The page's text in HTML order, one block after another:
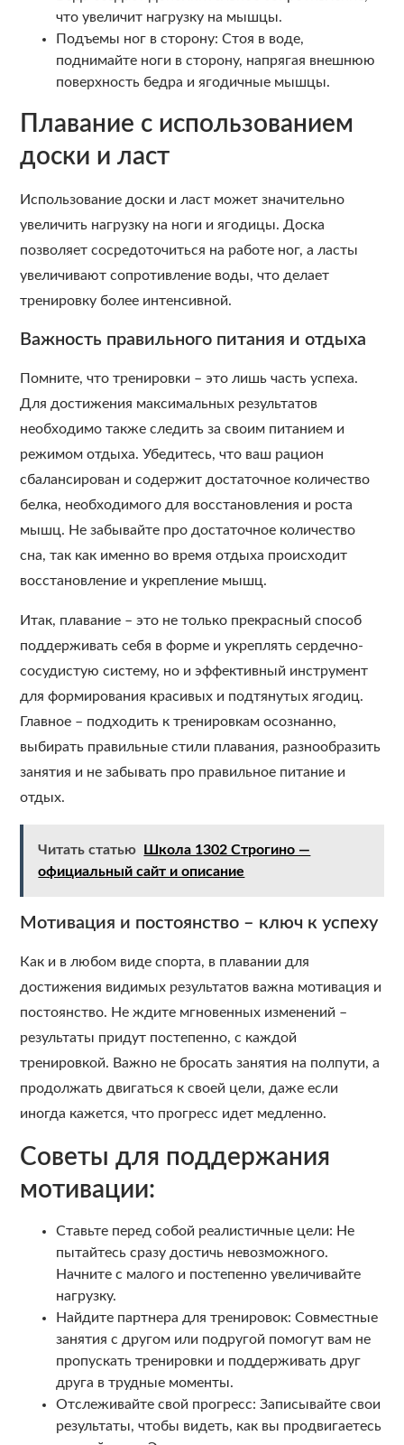
что увеличит нагрузку на мышцы.
Подъемы ног в сторону: Стоя в воде,
поднимайте ноги в сторону, напрягая внешнюю
поверхность бедра и ягодичные мышцы.
Плавание с использованием
доски и ласт
Использование доски и ласт может значительно
увеличить нагрузку на ноги и ягодицы. Доска
позволяет сосредоточиться на работе ног, а ласты
увеличивают сопротивление воды, что делает
тренировку более интенсивной.
Важность правильного питания и отдыха
Помните, что тренировки – это лишь часть успеха.
Для достижения максимальных результатов
необходимо также следить за своим питанием и
режимом отдыха. Убедитесь, что ваш рацион
сбалансирован и содержит достаточное количество
белка, необходимого для восстановления и роста
мышц. Не забывайте про достаточное количество
сна, так как именно во время отдыха происходит
восстановление и укрепление мышц.
Итак, плавание – это не только прекрасный способ
поддерживать себя в форме и укреплять сердечно-
сосудистую систему, но и эффективный инструмент
для формирования красивых и подтянутых ягодиц.
Главное – подходить к тренировкам осознанно,
выбирать правильные стили плавания, разнообразить
занятия и не забывать про правильное питание и
отдых.
Читать статью
Школа 1302 Строгино —
официальный сайт и описание
Мотивация и постоянство – ключ к успеху
Как и в любом виде спорта, в плавании для
достижения видимых результатов важна мотивация и
постоянство. Не ждите мгновенных изменений –
результаты придут постепенно, с каждой
тренировкой. Важно не бросать занятия на полпути, а
продолжать двигаться к своей цели, даже если
иногда кажется, что прогресс идет медленно.
Советы для поддержания
мотивации:
Ставьте перед собой реалистичные цели: Не
пытайтесь сразу достичь невозможного.
Начните с малого и постепенно увеличивайте
нагрузку.
Найдите партнера для тренировок: Совместные
занятия с другом или подругой помогут вам не
пропускать тренировки и поддерживать друг
друга в трудные моменты.
Отслеживайте свой прогресс: Записывайте свои
результаты, чтобы видеть, как вы продвигаетесь